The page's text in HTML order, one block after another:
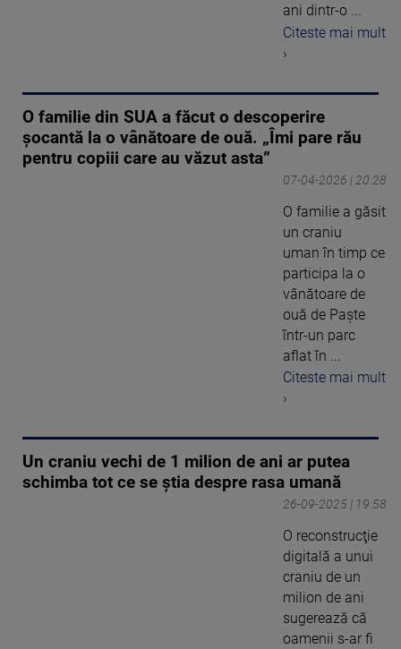
ani dintr-o ...
Citeste mai mult
›
O familie din SUA a făcut o descoperire
șocantă la o vânătoare de ouă. „Îmi pare rău
pentru copiii care au văzut asta”
07-04-2026 | 20:28
O familie a găsit
un craniu
uman în timp ce
participa la o
vânătoare de
ouă de Paște
într-un parc
aflat în ...
Citeste mai mult
›
Un craniu vechi de 1 milion de ani ar putea
schimba tot ce se știa despre rasa umană
26-09-2025 | 19:58
O reconstrucţie
digitală a unui
craniu de un
milion de ani
sugerează că
oamenii s-ar fi